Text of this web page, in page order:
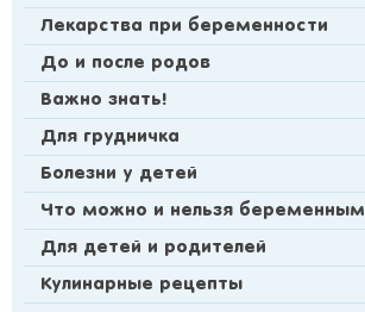
Лекарства при беременности
До и после родов
Важно знать!
Для грудничка
Болезни у детей
Что можно и нельзя беременным
Для детей и родителей
Кулинарные рецепты